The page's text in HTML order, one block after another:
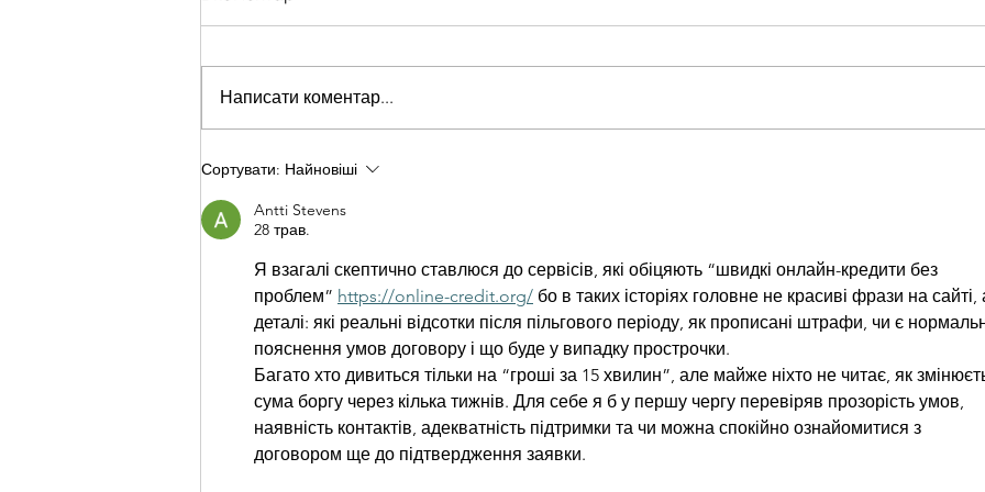
«Коли почалася
повномасштабка, мені
було 55. Але я пояснив
своїм рідним, що на порозі
захистити…»
Написати коментар...
Сортувати: Найновіші
Antti Stevens
28 трав.
Я взагалі скептично ставлюся до сервісів, які обіцяють “швидкі онлайн-кредити без
проблем” https://online-credit.org/ бо в таких історіях головне не красиві фрази на сайті,
деталі: які реальні відсотки після пільгового періоду, як прописані штрафи, чи є
пояснення умов договору і що буде у випадку прострочки.
Багато хто дивиться тільки на “гроші за 15 хвилин”, але майже ніхто не читає, як
сума боргу через кілька тижнів. Для себе я б у першу чергу перевіряв прозорість умов,
наявність контактів, адекватність підтримки та чи можна спокійно ознайомитися з
договором ще до підтвердження заявки.